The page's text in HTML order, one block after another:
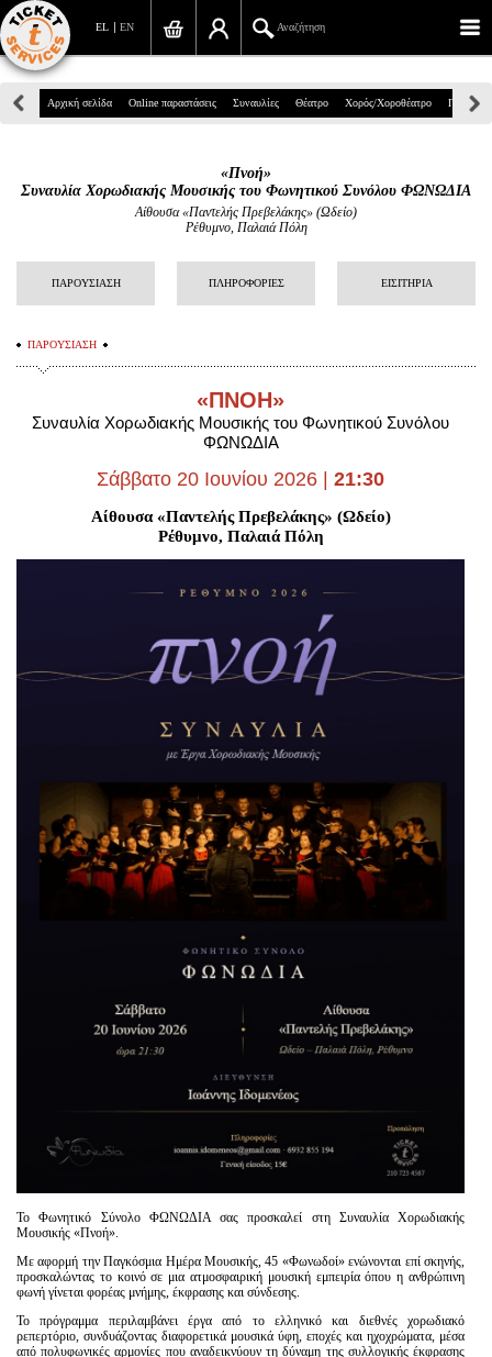
EN
EL Αναζήτηση
Πανεπιστημίου 39, Αθήνα
info@ticketservices.gr
Αναζήτηση
Προσωπικά Δεδομένα
Πληροφορίες
Αρχική σελίδα Online παραστάσεις Συναυλίες Θέατρο Χορός/Χοροθέατρο Παιδικά
«Πνοή»
Συναυλία Χορωδιακής Μουσικής του Φωνητικού Συνόλου ΦΩΝΩΔΙΑ
Αίθουσα «Παντελής Πρεβελάκης» (Ωδείο)
Ρέθυμνο, Παλαιά Πόλη
ΠΑΡΟΥΣΙΑΣΗ ΠΛΗΡΟΦΟΡΙΕΣ ΕΙΣΙΤΗΡΙΑ
ΠΑΡΟΥΣΙΑΣΗ
«ΠΝΟΗ»
Συναυλία Χορωδιακής Μουσικής του Φωνητικού Συνόλου
ΦΩΝΩΔΙΑ
Σάββατο 20 Ιουνίου 2026 21:30
Αίθουσα «Παντελής Πρεβελάκης» (Ωδείο)
Ρέθυμνο, Παλαιά Πόλη
Το Φωνητικό Σύνολο ΦΩΝΩΔΙΑ σας προσκαλεί στη Συναυλία Χορωδιακής
Μουσικής «Πνοή».
Με αφορμή την Παγκόσμια Ημέρα Μουσικής, 45 «Φωνωδοί» ενώνονται επί σκηνής,
προσκαλώντας το κοινό σε μια ατμοσφαιρική μουσική εμπειρία όπου η ανθρώπινη
φωνή γίνεται φορέας μνήμης, έκφρασης και σύνδεσης.
Το πρόγραμμα περιλαμβάνει έργα από το ελληνικό και διεθνές χορωδιακό
ρεπερτόριο, συνδυάζοντας διαφορετικά μουσικά ύφη, εποχές και ηχοχρώματα, μέσα
από πολυφωνικές αρμονίες που αναδεικνύουν τη δύναμη της συλλογικής έκφρασης